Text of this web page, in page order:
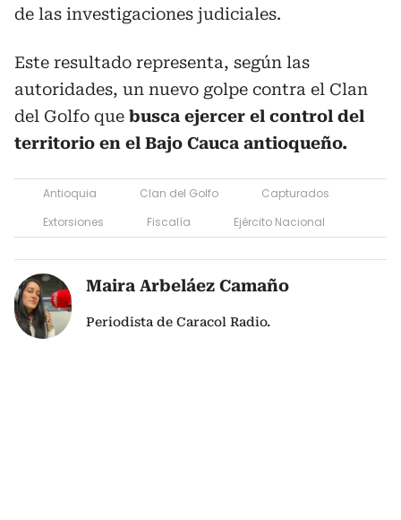
de las investigaciones judiciales.
Este resultado representa, según las
autoridades, un nuevo golpe contra el Clan
del Golfo que busca ejercer el control del
territorio en el Bajo Cauca antioqueño.
Antioquia Clan del Golfo
Capturados
Extorsiones
Fiscalía Ejército Nacional
Maira Arbeláez Camaño
Periodista de Caracol Radio.